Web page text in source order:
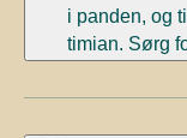
i panden, og
timian. Sørg